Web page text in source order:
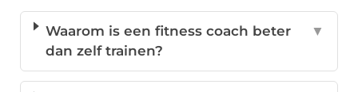
Waarom is een fitness coach beter
dan zelf trainen?
▼